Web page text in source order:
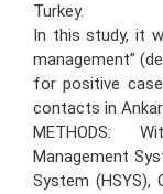
Turkey.
In this study, it
management”
for positive
contacts in
METHODS:
Management
System (HSYS),